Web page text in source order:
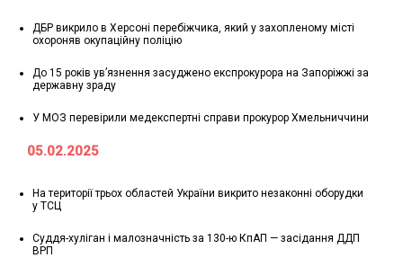
ДБР викрило в Херсоні перебіжчика, який у захопленому місті
охороняв окупаційну поліцію
До 15 років ув’язнення засуджено експрокурора на Запоріжжі за
державну зраду
У МОЗ перевірили медекспертні справи прокурор Хмельниччини
05.02.2025
На території трьох областей України викрито незаконні оборудки
у ТСЦ
Суддя-хуліган і малозначність за 130-ю КпАП — засідання ДДП
ВРП